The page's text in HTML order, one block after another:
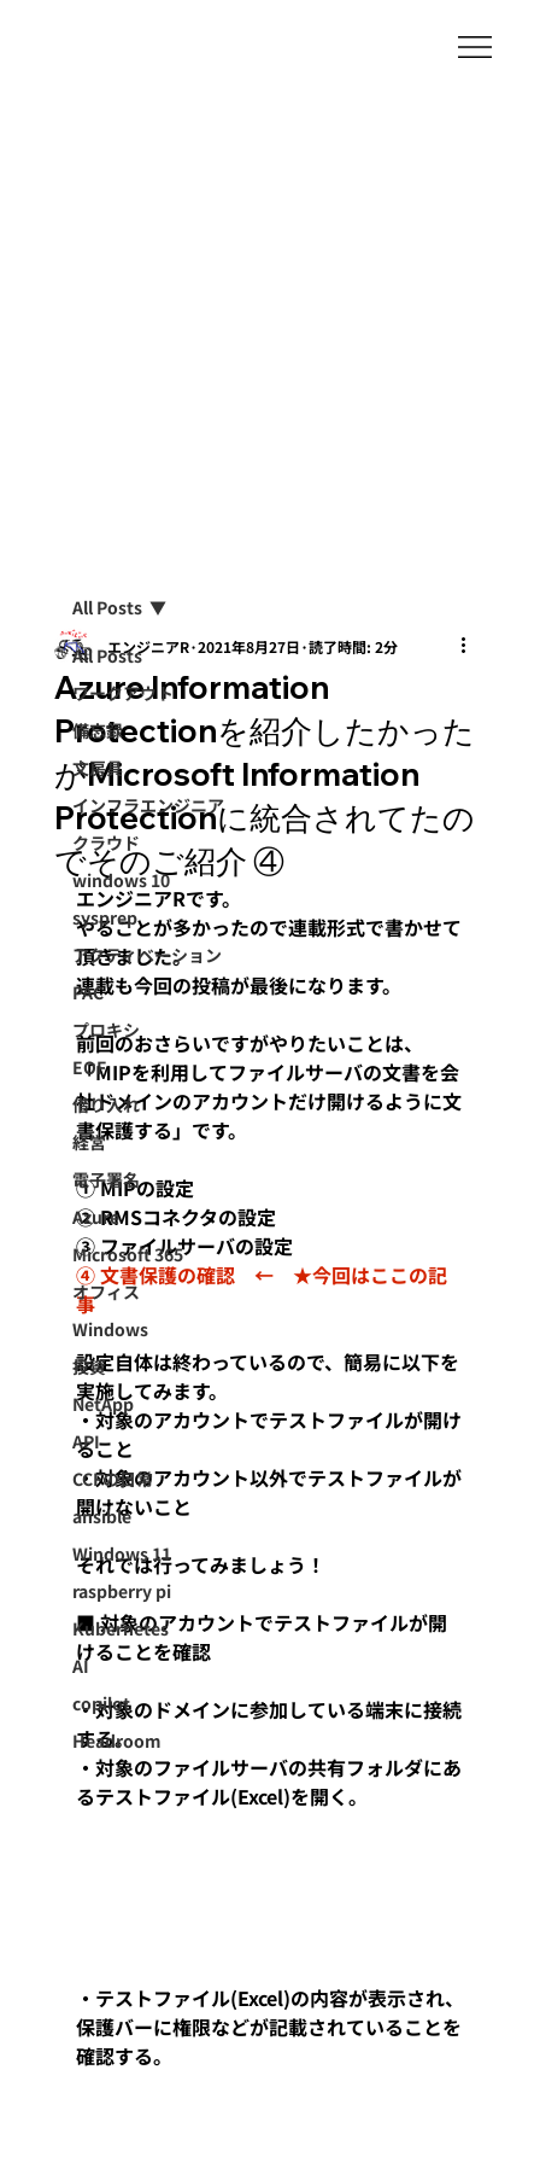
All Posts
ワークアウト
備忘録
文房具
インフラエンジニア
クラウド
windows 10
sysprep
アクティベーション
PAC
プロキシ
EOF
借り入れ
経営
電子署名
Azure
Microsoft 365
オフィス
Windows
投資
NetApp
API
CCFの日常
ansible
Windows 11
raspberry pi
Kubernetes
AI
copilot
Headroom
All Posts
Azure Information
Protectionを紹介したかった
がMicrosoft Information
Protectionに統合されてたの
でそのご紹介 ④
エンジニアR 2021年8月27日 読了時間: 2分
エンジニアRです。
やることが多かったので連載形式で書かせて
頂きました。
連載も今回の投稿が最後になります。
前回のおさらいですがやりたいことは、
「MIPを利用してファイルサーバの文書を会
社ドメインのアカウントだけ開けるように文
書保護する」です。
① MIPの設定
② RMSコネクタの設定
③ ファイルサーバの設定
④ 文書保護の確認　←　★今回はここの記
事
設定自体は終わっているので、簡易に以下を
実施してみます。
・対象のアカウントでテストファイルが開け
ること
・対象のアカウント以外でテストファイルが
開けないこと
それでは行ってみましょう！
■ 対象のアカウントでテストファイルが開
けることを確認
・対象のドメインに参加している端末に接続
する。
・対象のファイルサーバの共有フォルダにあ
るテストファイル(Excel)を開く。
・テストファイル(Excel)の内容が表示され、
保護バーに権限などが記載されていることを
確認する。